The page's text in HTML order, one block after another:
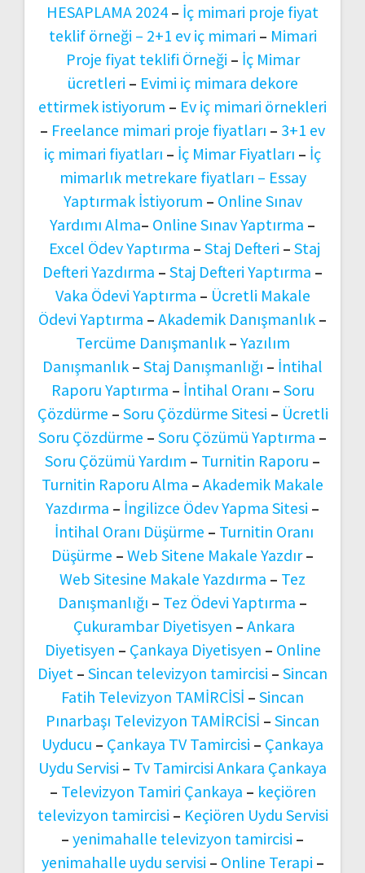
HESAPLAMA 2024 – İç mimari proje fiyat
teklif örneği – 2+1 ev iç mimari – Mimari
Proje fiyat teklifi Örneği – İç Mimar
ücretleri – Evimi iç mimara dekore
ettirmek istiyorum – Ev iç mimari örnekleri
– Freelance mimari proje fiyatları – 3+1 ev
iç mimari fiyatları – İç Mimar Fiyatları – İç
mimarlık metrekare fiyatları – Essay
Yaptırmak İstiyorum – Online Sınav
Yardımı Alma– Online Sınav Yaptırma –
Excel Ödev Yaptırma – Staj Defteri – Staj
Defteri Yazdırma – Staj Defteri Yaptırma –
Vaka Ödevi Yaptırma – Ücretli Makale
Ödevi Yaptırma – Akademik Danışmanlık –
Tercüme Danışmanlık– Yazılım
Danışmanlık – Staj Danışmanlığı – İntihal
Raporu Yaptırma – İntihal Oranı – Soru
Çözdürme – Soru Çözdürme Sitesi – Ücretli
Soru Çözdürme – Soru Çözümü Yaptırma –
Soru Çözümü Yardım – Turnitin Raporu –
Turnitin Raporu Alma – Akademik Makale
Yazdırma – İngilizce Ödev Yapma Sitesi –
İntihal Oranı Düşürme – Turnitin Oranı
Düşürme – Web Sitene Makale Yazdır–
Web Sitesine Makale Yazdırma – Tez
Danışmanlığı – Tez Ödevi Yaptırma –
Çukurambar Diyetisyen – Ankara
Diyetisyen – Çankaya Diyetisyen – Online
Diyet – Sincan televizyon tamircisi – Sincan
Fatih Televizyon TAMİRCİSİ – Sincan
Pınarbaşı Televizyon TAMİRCİSİ – Sincan
Uyducu – Çankaya TV Tamircisi – Çankaya
Uydu Servisi – Tv Tamircisi Ankara Çankaya
– Televizyon Tamiri Çankaya – keçiören
televizyon tamircisi – Keçiören Uydu Servisi
– yenimahalle televizyon tamircisi –
yenimahalle uydu servisi – Online Terapi –